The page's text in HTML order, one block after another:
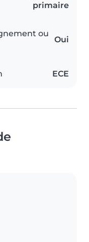
primaire
ou
Oui
ECE